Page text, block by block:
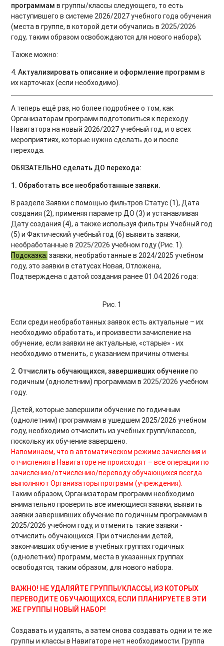
программам в группы/классы следующего, то есть
наступившего в системе 2026/2027 учебного года обучения
(места в группе, в которой дети обучались в 2025/2026
году, таким образом освобождаются для нового набора);
Также можно:
4.Актуализировать описание и оформление программ в
их карточках (если необходимо).
А теперь ещё раз, но более подробнее о том, как
Организаторам программ подготовиться к переходу
Навигатора на новый 2026/2027 учебный год, и о всех
мероприятиях, которые нужно сделать до и после
перехода.
ОБЯЗАТЕЛЬНО сделать ДО перехода:
1. Обработать все необработанные заявки.
В разделе Заявки с помощью фильтров Статус (1), Дата
создания (2), применяя параметр ДО (3) и устанавливая
Дату создания (4), а также используя фильтры Учебный год
(5) и Фактический учебный год (6) выявить заявки,
необработанные в 2025/2026 учебном году (Рис. 1).
Подсказка: заявки, необработанные в 2024/2025 учебном
году, это заявки в статусах Новая, Отложена,
Подтверждена с датой создания ранее 01.04.2026 года:
Рис. 1
Если среди необработанных заявок есть актуальные – их
необходимо обработать, и произвести зачисление на
обучение, если заявки не актуальные, «старые» - их
необходимо отменить, с указанием причины отмены.
2. Отчислить обучающихся, завершивших обучениепо
годичным (однолетним) программам в 2025/2026 учебном
году.
Детей, которые завершили обучение по годичным
(однолетним) программам в ушедшем 2025/2026 учебном
году, необходимо отчислить из учебных групп/классов,
поскольку их обучение завершено.
Напоминаем, что в автоматическом режиме зачисления и
отчисления в Навигаторе не происходят – все операции по
зачислению/отчислению/переводу обучающихся всегда
выполняют Организаторы программ (учреждения).
Таким образом, Организаторам программ необходимо
внимательно проверить все имеющиеся заявки, выявить
заявки завершивших обучение по годичным программам в
2025/2026 учебном году, и отменить такие заявки -
отчислить обучающихся. При отчислении детей,
закончивших обучение в учебных группах годичных
(однолетних) программ, места в указанных группах
освободятся, таким образом, для нового набора.
ВАЖНО! НЕ УДАЛЯЙТЕ ГРУППЫ/КЛАССЫ, ИЗ КОТОРЫХ
ПЕРЕВОДИТЕ ОБУЧАЮЩИХСЯ, ЕСЛИ ПЛАНИРУЕТЕ В ЭТИ
ЖЕ ГРУППЫ НОВЫЙ НАБОР!
Создавать и удалять, а затем снова создавать одни и те же
группы и классы в Навигаторе нет необходимости. Группа